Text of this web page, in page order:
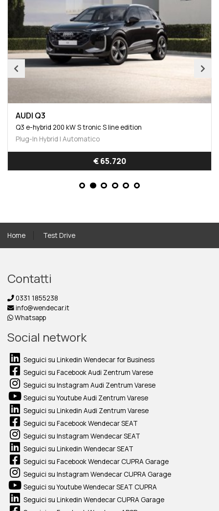
AUDI Q3
Q3 e-hybrid 200 kW S tronic S line edition
Plug-In Hybrid | Automatico
€ 65.720
Home Test Drive
Contatti
0331 1855238
info@wendecar.it
Whatsapp
Social network
Seguici su Linkedin Wendecar for Business
Seguici su Facebook Audi Zentrum Varese
Seguici su Instagram Audi Zentrum Varese
Seguici su Youtube Audi Zentrum Varese
Seguici su Linkedin Audi Zentrum Varese
Seguici su Facebook Wendecar SEAT
Seguici su Instagram Wendecar SEAT
Seguici su Linkedin Wendecar SEAT
Seguici su Facebook Wendecar CUPRA Garage
Seguici su Instagram Wendecar CUPRA Garage
Seguici su Youtube Wendecar SEAT CUPRA
Seguici su Linkedin Wendecar CUPRA Garage